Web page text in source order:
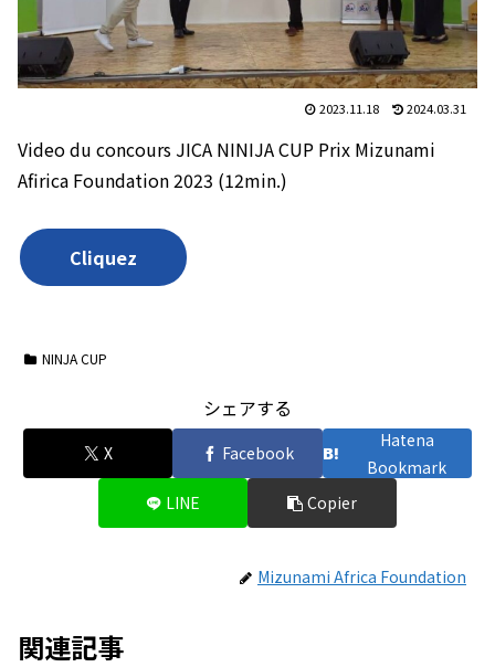
2023.11.18 2024.03.31
Video du concours JICA NINIJA CUP Prix Mizunami
Afirica Foundation 2023 (12min.)
Cliquez
NINJA CUP
シェアする
X Facebook
Hatena
Bookmark
LINE
Copier
Mizunami Africa Foundation
関連記事